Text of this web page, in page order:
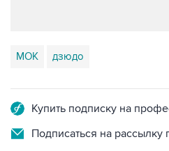
МОК дзюдо
Купить подписку на
Подписаться на рассылку